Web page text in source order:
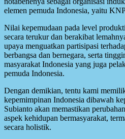
elemen pemuda Indonesia, yaitu
Nilai kepemudaan pada level
secara terukur dan berakibat
upaya menguatkan partisipasi
berbangsa dan bernegara, serta
masyarakat Indonesia yang juga
pemuda Indonesia.
Dengan demikian, tentu kami
kepemimpinan Indonesia dibawah
Subianto akan memastikan
aspek kehidupan bermasyarakat,
secara holistik.